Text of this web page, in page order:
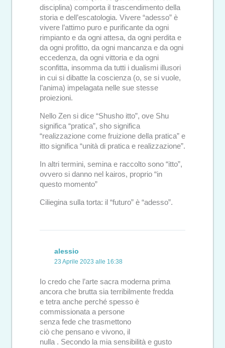
disciplina) comporta il trascendimento della
storia e dell’escatologia. Vivere “adesso” è
vivere l’attimo puro e purificante da ogni
rimpianto e da ogni attesa, da ogni perdita e
da ogni profitto, da ogni mancanza e da ogni
eccedenza, da ogni vittoria e da ogni
sconfitta, insomma da tutti i dualismi illusori
in cui si dibatte la coscienza (o, se si vuole,
l’anima) impelagata nelle sue stesse
proiezioni.
Nello Zen si dice “Shusho itto”, ove Shu
significa “pratica”, sho significa
“realizzazione come fruizione della pratica” e
itto significa “unità di pratica e realizzazione”.
In altri termini, semina e raccolto sono “itto”,
ovvero si danno nel kairos, proprio “in
questo momento”
Ciliegina sulla torta: il “futuro” è “adesso”.
alessio
23 Aprile 2023 alle 16:38
Io credo che l’arte sacra moderna prima
ancora che brutta sia terribilmente fredda
e tetra anche perché spesso è
commissionata a persone
senza fede che trasmettono
ciò che pensano e vivono, il
nulla . Secondo la mia sensibilità e gusto